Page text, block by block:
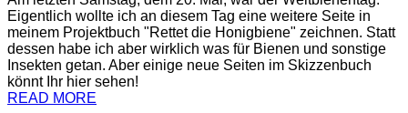
Eigentlich wollte ich an diesem Tag eine weitere Seite in
meinem Projektbuch "Rettet die Honigbiene" zeichnen. Statt
dessen habe ich aber wirklich was für Bienen und sonstige
Insekten getan. Aber einige neue Seiten im Skizzenbuch
könnt Ihr hier sehen!
READ MORE